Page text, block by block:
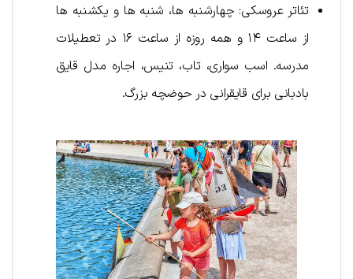
تئاتر عروسکی: چهارشنبه ها، شنبه ها و یکشنبه ها
از ساعت ۱۴ و همه روزه از ساعت ۱۶ در تعطیلات
مدرسه. اسب سواری، تاب، تنیس، اجاره مدل قایق
بادبانی برای قایقرانی در حوضچه بزرگ.